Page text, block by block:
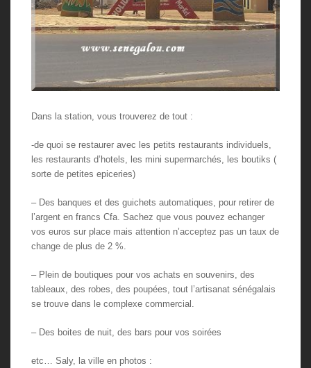
Dans la station, vous trouverez de tout :
-de quoi se restaurer avec les petits restaurants individuels,
les restaurants d’hotels, les mini supermarchés, les boutiks (
sorte de petites epiceries)
– Des banques et des guichets automatiques, pour retirer de
l’argent en francs Cfa. Sachez que vous pouvez echanger
vos euros sur place mais attention n’acceptez pas un taux de
change de plus de 2 %.
– Plein de boutiques pour vos achats en souvenirs, des
tableaux, des robes, des poupées, tout l’artisanat sénégalais
se trouve dans le complexe commercial.
– Des boites de nuit, des bars pour vos soirées
etc… Saly, la ville en photos :